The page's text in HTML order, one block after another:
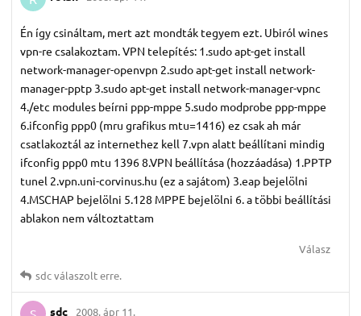
Én így csináltam, mert azt mondták tegyem ezt. Ubiról wines
vpn-re csalakoztam. VPN telepítés: 1.sudo apt-get install
network-manager-openvpn 2.sudo apt-get install network-
manager-pptp 3.sudo apt-get install network-manager-vpnc
4./etc modules beírni ppp-mppe 5.sudo modprobe ppp-mppe
6.ifconfig ppp0 (mru grafikus mtu=1416) ez csak ah már
csatlakoztál az internethez kell 7.vpn alatt beállítani mindig
ifconfig ppp0 mtu 1396 8.VPN beállítása (hozzáadása) 1.PPTP
tunel 2.vpn.uni-corvinus.hu (ez a sajátom) 3.eap bejelölni
4.MSCHAP bejelölni 5.128 MPPE bejelölni 6. a többi beállítási
ablakon nem változtattam
Válasz
sdcválaszolt erre.
sdc 2008. ápr 11.